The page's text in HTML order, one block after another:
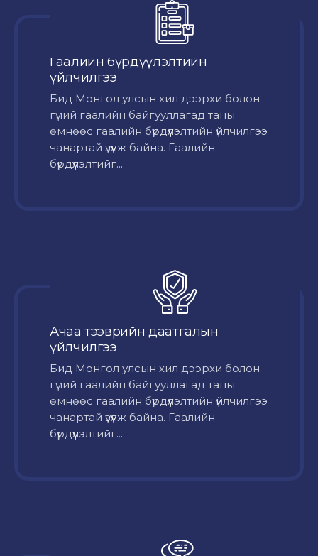
Гаалийн бүрдүүлэлтийн
үйлчилгээ
Бид Монгол улсын хил дээрхи болон
гүний гаалийн байгууллагад таны
өмнөөс гаалийн бүрдүүлэлтийн үйлчилгээ
чанартай үзүүлж байна. Гаалийн
бүрдүүлэлтийг...
Ачаа тээврийн даатгалын
үйлчилгээ
Бид Монгол улсын хил дээрхи болон
гүний гаалийн байгууллагад таны
өмнөөс гаалийн бүрдүүлэлтийн үйлчилгээ
чанартай үзүүлж байна. Гаалийн
бүрдүүлэлтийг...